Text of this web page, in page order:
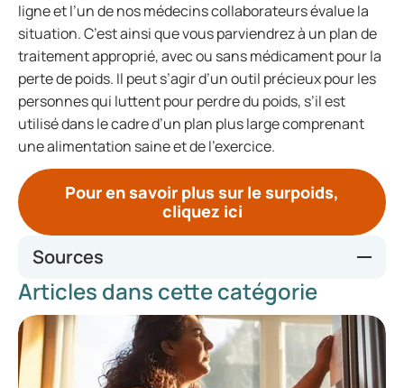
ligne et l’un de nos médecins collaborateurs évalue la
situation. C’est ainsi que vous parviendrez à un plan de
traitement approprié, avec ou sans médicament pour la
perte de poids. Il peut s’agir d’un outil précieux pour les
personnes qui luttent pour perdre du poids, s’il est
utilisé dans le cadre d’un plan plus large comprenant
une alimentation saine et de l’exercice.
Pour en savoir plus sur le surpoids,
cliquez ici
Sources
https://www.brownhealth.org/be-well/facts-and-fictions-
about-weight-loss-medications
https://www.radboudumc.nl/nieuws/2024/vijf-vragen-
over-afslankmedicijnen-beantwoord-door-het-
radboudumc
Articles dans cette catégorie